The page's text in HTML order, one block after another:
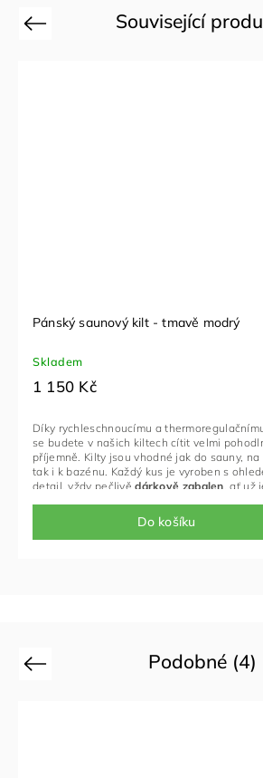
Související
Previous
Univerzální (80-120cm), v případě
rádi vyrobíme na míru
Pánský saunový kilt - tmavě modrý
Skladem
1 150 Kč
Do košíku
Díky rychleschnoucímu a
se budete v našich kiltech cítit velmi
příjemně. Kilty jsou vhodné jak do sauny, na
tak i k bazénu. Každý kus je vyroben s
detail, vždy pečlivědárkově zabalen , ať už
chcete darovat. Tato sada
obsahuje kilt a
Podobné (4)
Previous